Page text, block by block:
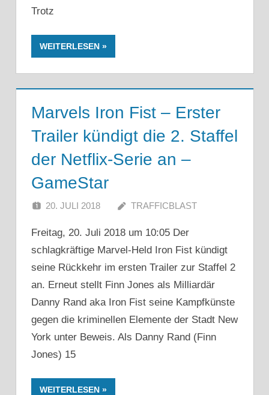
Trotz
WEITERLESEN
Marvels Iron Fist – Erster
Trailer kündigt die 2. Staffel
der Netflix-Serie an –
GameStar
20. JULI 2018 TRAFFICBLAST
Freitag, 20. Juli 2018 um 10:05 Der
schlagkräftige Marvel-Held Iron Fist kündigt
seine Rückkehr im ersten Trailer zur Staffel 2
an. Erneut stellt Finn Jones als Milliardär
Danny Rand aka Iron Fist seine Kampfkünste
gegen die kriminellen Elemente der Stadt New
York unter Beweis. Als Danny Rand (Finn
Jones) 15
WEITERLESEN